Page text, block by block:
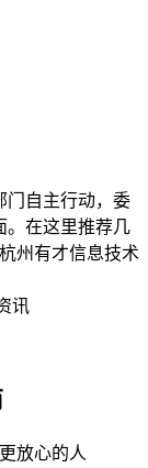
门自主行动，委
。在这里推荐几
州有才信息技术
讯
放心的人